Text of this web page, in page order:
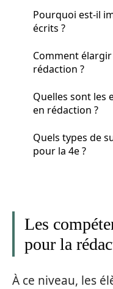
Pourquoi est-il
écrits ?
Comment
rédaction ?
Quelles sont les
en rédaction ?
Quels types de
pour la 4e ?
Les
pour la
À ce niveau, les